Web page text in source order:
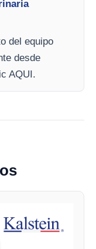
del equipo
desde
AQUI.